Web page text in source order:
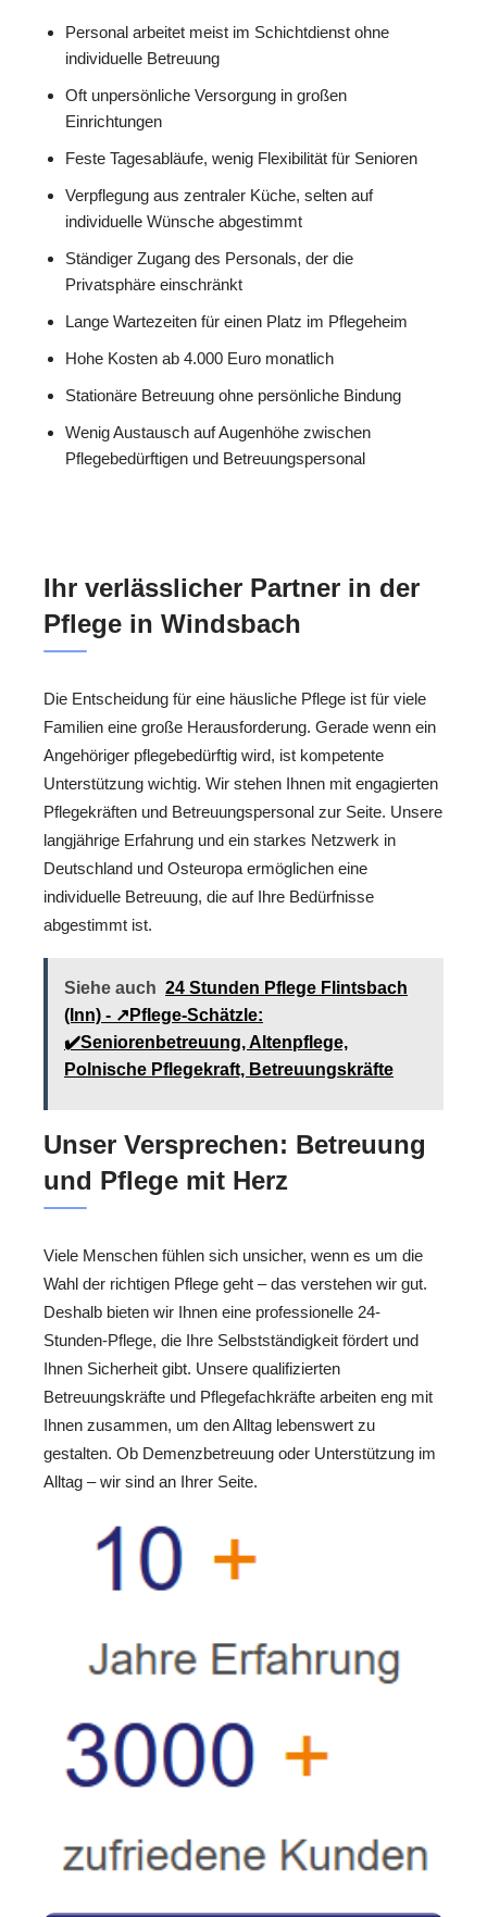
Personal arbeitet meist im Schichtdienst ohne
individuelle Betreuung
Oft unpersönliche Versorgung in großen
Einrichtungen
Feste Tagesabläufe, wenig Flexibilität für Senioren
Verpflegung aus zentraler Küche, selten auf
individuelle Wünsche abgestimmt
Ständiger Zugang des Personals, der die
Privatsphäre einschränkt
Lange Wartezeiten für einen Platz im Pflegeheim
Hohe Kosten ab 4.000 Euro monatlich
Stationäre Betreuung ohne persönliche Bindung
Wenig Austausch auf Augenhöhe zwischen
Pflegebedürftigen und Betreuungspersonal
Ihr verlässlicher Partner in der
Pflege in Windsbach
Die Entscheidung für eine häusliche Pflege ist für viele
Familien eine große Herausforderung. Gerade wenn ein
Angehöriger pflegebedürftig wird, ist kompetente
Unterstützung wichtig. Wir stehen Ihnen mit engagierten
Pflegekräften und Betreuungspersonal zur Seite. Unsere
langjährige Erfahrung und ein starkes Netzwerk in
Deutschland und Osteuropa ermöglichen eine
individuelle Betreuung, die auf Ihre Bedürfnisse
abgestimmt ist.
Siehe auch 24 Stunden Pflege Flintsbach
(Inn) - ↗️Pflege-Schätzle:
✔️Seniorenbetreuung, Altenpflege,
Polnische Pflegekraft, Betreuungskräfte
Unser Versprechen: Betreuung
und Pflege mit Herz
Viele Menschen fühlen sich unsicher, wenn es um die
Wahl der richtigen Pflege geht – das verstehen wir gut.
Deshalb bieten wir Ihnen eine professionelle 24-
Stunden-Pflege, die Ihre Selbstständigkeit fördert und
Ihnen Sicherheit gibt. Unsere qualifizierten
Betreuungskräfte und Pflegefachkräfte arbeiten eng mit
Ihnen zusammen, um den Alltag lebenswert zu
gestalten. Ob Demenzbetreuung oder Unterstützung im
Alltag – wir sind an Ihrer Seite.